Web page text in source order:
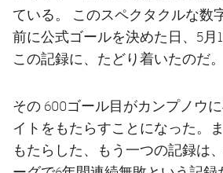
ている。
このスペクタクルな数
前に公式ゴールを決めた日、5月
この記録に、たどり着いたのだ。
その 600ゴール目がカンプノウ
イトをもたらすことになった。
もたらした、もう一つの記録は